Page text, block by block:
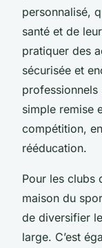
personnalisé,
santé et de
pratiquer des
sécurisée et
professionnels
simple remise
compétition,
rééducation.
Pour les clubs
maison du
de diversifier
large. C’est